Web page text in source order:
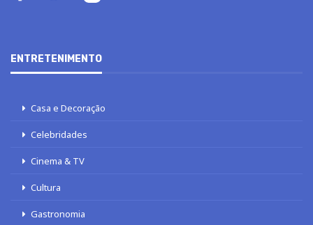
ENTRETENIMENTO
Casa e Decoração
Celebridades
Cinema & TV
Cultura
Gastronomia